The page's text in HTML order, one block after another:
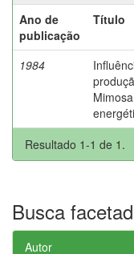
Ano de
publicação
Título
1984
Resultado 1-1 de 1.
Busca
Autor